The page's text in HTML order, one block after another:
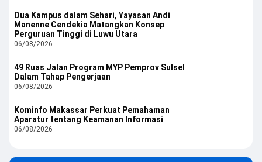
Dua Kampus dalam Sehari, Yayasan Andi
Manenne Cendekia Matangkan Konsep
Perguruan Tinggi di Luwu Utara
06/08/2026
49 Ruas Jalan Program MYP Pemprov Sulsel
Dalam Tahap Pengerjaan
06/08/2026
Kominfo Makassar Perkuat Pemahaman
Aparatur tentang Keamanan Informasi
06/08/2026